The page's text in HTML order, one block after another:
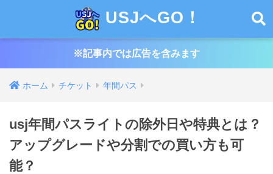
USJへGO！
※記事内では広告を含みます
ホーム チケット 年間パス
usj年間パスライトの除外日や特典とは？
アップグレードや分割での買い方も可
能？